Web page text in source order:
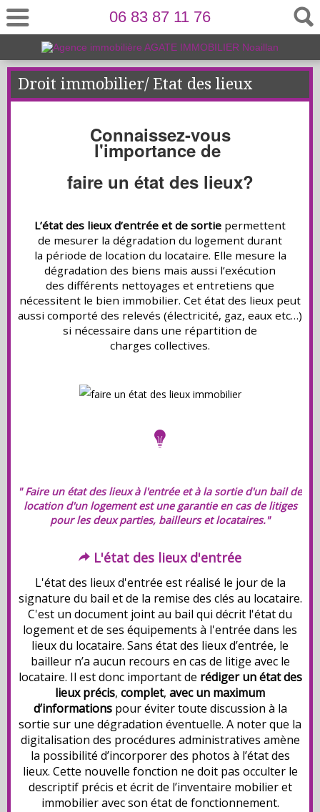
06 83 87 11 76
Droit immobilier/ Etat des lieux
Connaissez-vous
l'importance de
faire un état des lieux?
L’état des lieux d’entrée et de sortie permettent
de mesurer la dégradation du logement durant
la période de location du locataire. Elle mesure la
dégradation des biens mais aussi l’exécution
des différents nettoyages et entretiens que
nécessitent le bien immobilier. Cet état des lieux peut
aussi comporté des relevés (électricité, gaz, eaux etc…)
si nécessaire dans une répartition de
charges collectives.
" Faire un état des lieux à l'entrée et à la sortie d'un bail de
location d'un logement est une garantie en cas de litiges
pour les deux parties, bailleurs et locataires."
L'état des lieux d'entrée
L'état des lieux d'entrée est réalisé le jour de la
signature du bail et de la remise des clés au locataire.
C'est un document joint au bail qui décrit l'état du
logement et de ses équipements à l'entrée dans les
lieux du locataire. Sans état des lieux d’entrée, le
bailleur n’a aucun recours en cas de litige avec le
locataire. Il est donc important de rédiger un état des
lieux précis, complet, avec un maximum
d’informationspour éviter toute discussion à la
sortie sur une dégradation éventuelle. A noter que la
digitalisation des procédures administratives amène
la possibilité d’incorporer des photos à l’état des
lieux. Cette nouvelle fonction ne doit pas occulter le
descriptif précis et écrit de l’inventaire mobilier et
immobilier avec son état de fonctionnement.